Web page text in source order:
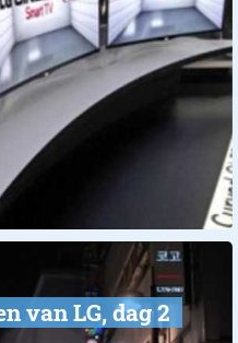
van LG, dag 2